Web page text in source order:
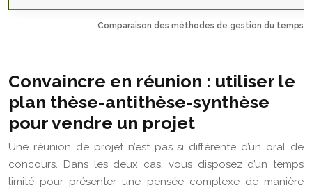
Comparaison des méthodes de gestion du temps :
Convaincre en réunion : utiliser le
plan thèse-antithèse-synthèse
pour vendre un projet
Une réunion de projet n’est pas si différente d’un oral de
concours. Dans les deux cas, vous disposez d’un temps
limité pour présenter une pensée complexe de manière